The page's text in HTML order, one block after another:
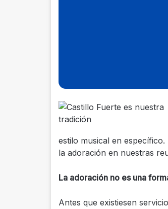
estilo musical en
la adoración en nuestras
La adoración no es una
Antes que existiesen